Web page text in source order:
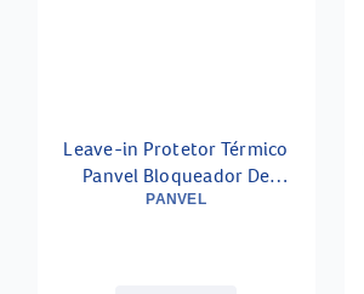
Leave-in Protetor Térmico
Panvel Bloqueador De
Umidade 120ml
PANVEL